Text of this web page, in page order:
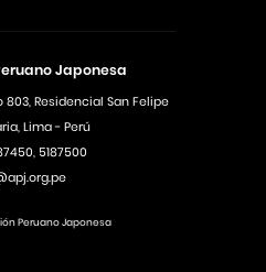
Japonesa
803, Residencial San Felipe
Lima - Perú
5187500
Peruano Japonesa